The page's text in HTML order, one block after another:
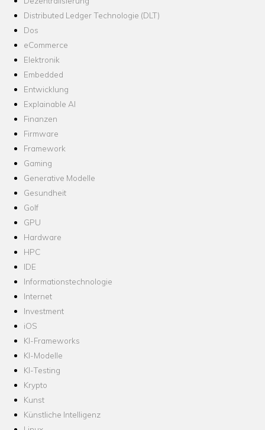
Distributed Ledger Technologie (DLT)
Dos
eCommerce
Elektronik
Embedded
Entwicklung
Explainable AI
Finanzen
Firmware
Framework
Gaming
Generative Modelle
Gesundheit
Golf
GPU
Hardware
HPC
IDE
Informationstechnologie
Internet
Investment
iOS
KI-Frameworks
KI-Modelle
KI-Testing
Krypto
Kunst
Künstliche Intelligenz